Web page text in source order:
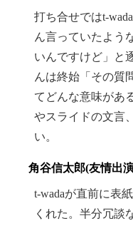
打ち合せではt-
ん言っていたよう
いんですけど」と
んは終始「その質
てどんな意味があ
やスライドの文言
い。
角谷信太郎(友情出
t-wadaが直前に表
くれた。半分冗談